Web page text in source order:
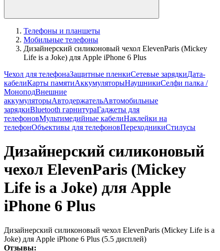
Телефоны и планшеты
Мобильные телефоны
Дизайнерский силиконовый чехол ElevenParis (Mickey
Life is a Joke) для Apple iPhone 6 Plus
Чехол для телефонаЗащитные пленкиСетевые зарядкиДата-
кабелиКарты памятиАккумуляторыНаушникиСелфи палка /
МоноподВнешние
аккумуляторыАвтодержательАвтомобильные
зарядкиBluetooth гарнитураГаджеты для
телефоновМультимедийные кабелиНаклейки на
телефонОбъективы для телефоновПереходникиСтилусы
Дизайнерский силиконовый
чехол ElevenParis (Mickey
Life is a Joke) для Apple
iPhone 6 Plus
Дизайнерский силиконовый чехол ElevenParis (Mickey Life is a
Joke) для Apple iPhone 6 Plus (5.5 дисплей)
Отзывы: